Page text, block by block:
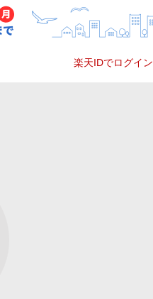
楽天IDでログイン